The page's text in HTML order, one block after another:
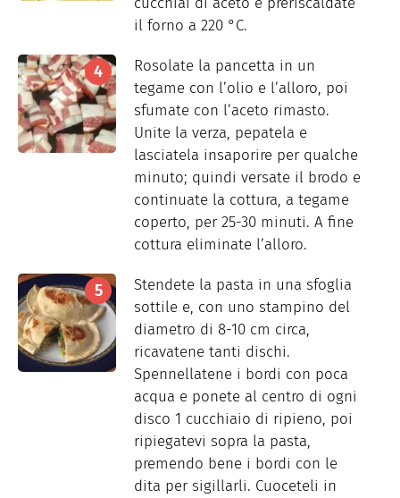
il forno a 220 °C.
Rosolate la pancetta in un
tegame con l’olio e l’alloro, poi
sfumate con l’aceto rimasto.
Unite la verza, pepatela e
lasciatela insaporire per qualche
minuto; quindi versate il brodo e
continuate la cottura, a tegame
coperto, per 25-30 minuti. A fine
cottura eliminate l’alloro.
Stendete la pasta in una sfoglia
sottile e, con uno stampino del
diametro di 8-10 cm circa,
ricavatene tanti dischi.
Spennellatene i bordi con poca
acqua e ponete al centro di ogni
disco 1 cucchiaio di ripieno, poi
ripiegatevi sopra la pasta,
premendo bene i bordi con le
dita per sigillarli. Cuoceteli in